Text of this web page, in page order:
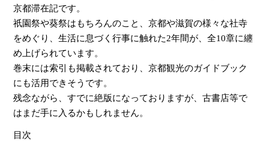
京都滞在記です。
祇園祭や葵祭はもちろんのこと、京都や滋賀の様々な社寺
をめぐり、生活に息づく行事に触れた2年間が、全10章に纏
め上げられています。
巻末には索引も掲載されており、京都観光のガイドブック
にも活用できそうです。
残念ながら、すでに絶版になっておりますが、古書店等で
はまだ手に入るかもしれません。
目次